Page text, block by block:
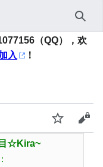
搜索
（QQ），欢
入 ！
监视
查
☆Kira~